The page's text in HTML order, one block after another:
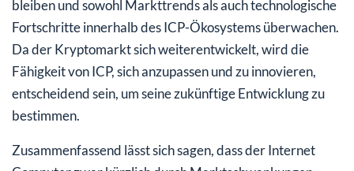
bleiben und sowohl Markttrends als auch technologische
Fortschritte innerhalb des ICP-Ökosystems überwachen.
Da der Kryptomarkt sich weiterentwickelt, wird die
Fähigkeit von ICP, sich anzupassen und zu innovieren,
entscheidend sein, um seine zukünftige Entwicklung zu
bestimmen.
Zusammenfassend lässt sich sagen, dass der Internet